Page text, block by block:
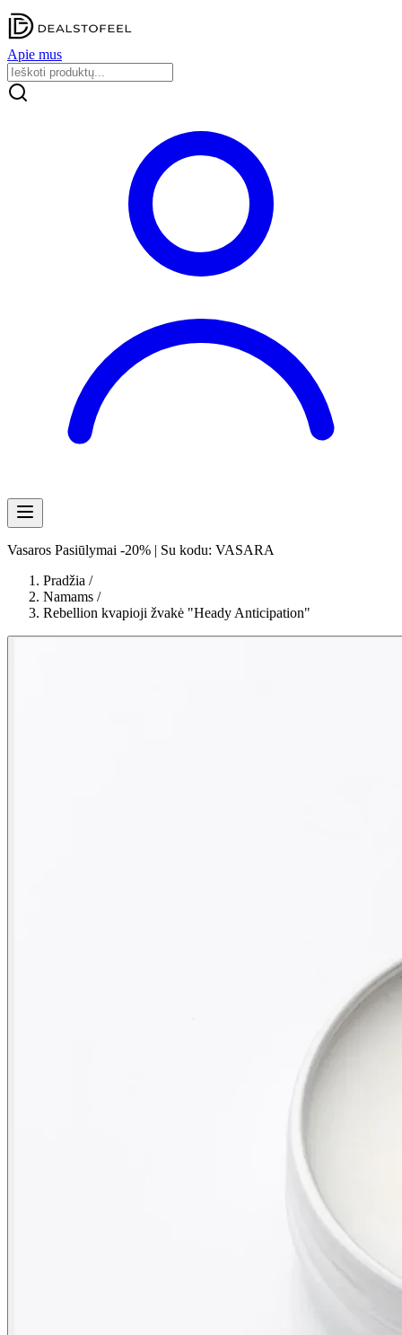
Apie mus
Vasaros Pasiūlymai -20% | Su kodu: VASARA
Pradžia /
Namams /
Rebellion kvapioji žvakė "Heady Anticipation"